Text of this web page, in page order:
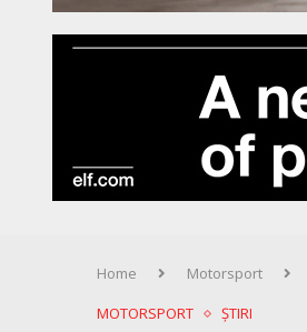
Home Motorsport
MOTORSPORT
ȘTIRI